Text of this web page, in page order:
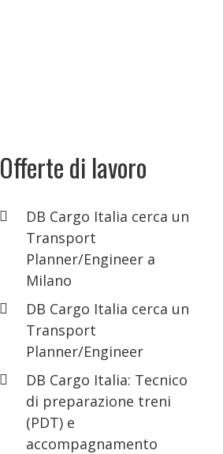
Offerte di lavoro
DB Cargo Italia cerca un
Transport
Planner/Engineer a
Milano
DB Cargo Italia cerca un
Transport
Planner/Engineer
DB Cargo Italia: Tecnico
di preparazione treni
(PDT) e
accompagnamento